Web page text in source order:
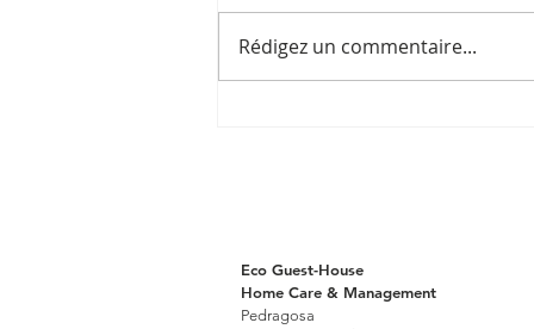
Rédigez un commentaire...
Eco Guest-House
Home Care & Management
Pedragosa